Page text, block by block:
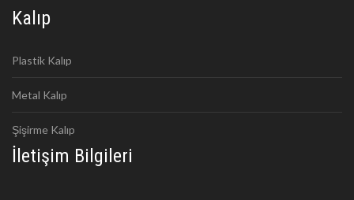
Kalıp
Plastik Kalıp
Metal Kalıp
Şişirme Kalıp
İletişim Bilgileri